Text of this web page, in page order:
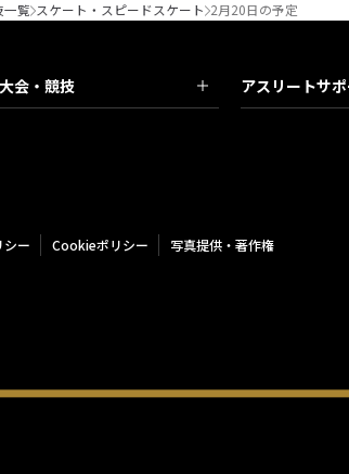
一覧 スケート・スピードスケート 2月20日の予定
会・競技 アスリートサ
シー Cookieポリシー 写真提供・著作権